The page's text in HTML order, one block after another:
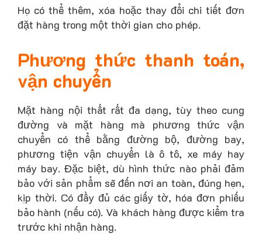
Họ có thể thêm, xóa hoặc thay đổi chi tiết đơn
đặt hàng trong một thời gian cho phép.
Phương thức thanh toán,
vận chuyển
Mặt hàng nội thất rất đa dạng, tùy theo cung
đường và mặt hàng mà phương thức vận
chuyển có thể bằng đường bộ, đường bay,
phương tiện vận chuyển là ô tô, xe máy hay
máy bay. Đặc biệt, dù hình thức nào phải đảm
bảo với sản phẩm sẽ đến nơi an toàn, đúng hẹn,
kịp thời. Có đầy đủ các giấy tờ, hóa đơn phiếu
bảo hành (nếu có). Và khách hàng được kiểm tra
trước khi nhận hàng.